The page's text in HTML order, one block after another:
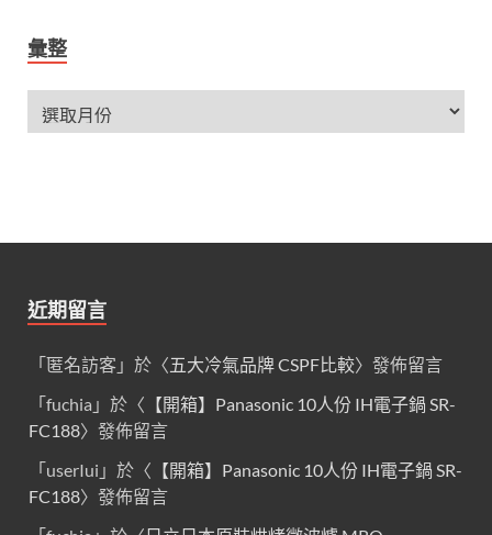
彙整
近期留言
「匿名訪客 」於〈五大冷氣品牌 CSPF比較〉發佈留言
「fuchia 」於〈 【開箱】Panasonic 10人份 IH電子鍋 SR-
FC188〉發佈留言
「userIui 」於〈 【開箱】Panasonic 10人份 IH電子鍋 SR-
FC188〉發佈留言